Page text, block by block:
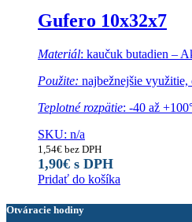
Gufero 10x32x7
Materiál: kaučuk butadien –
Použite: najbežnejšie
Teplotné rozpätie: -40 až
SKU: n/a
1,54€ bez DPH
1,90€ s DPH
Pridať do košíka
Otváracie hodiny